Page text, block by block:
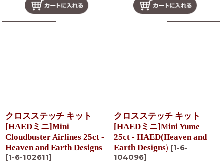
クロスステッチ キット
[HAEDミニ]Mini
Cloudbuster Airlines 25ct -
Heaven and Earth Designs
[1-6-102611]
クロスステッチ キット
[HAEDミニ]Mini Yume
25ct - HAED(Heaven and
Earth Designs) [1-6-
104096]